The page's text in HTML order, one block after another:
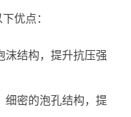
优点：
沫结构，提升抗压强
细密的泡孔结构，提